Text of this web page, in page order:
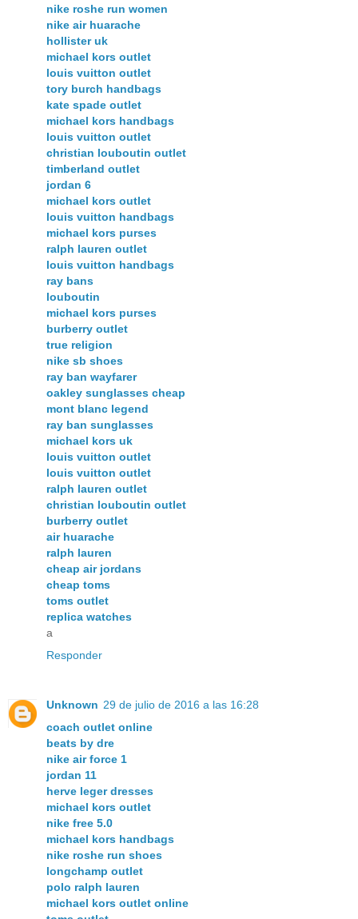
nike roshe run women
nike air huarache
hollister uk
michael kors outlet
louis vuitton outlet
tory burch handbags
kate spade outlet
michael kors handbags
louis vuitton outlet
christian louboutin outlet
timberland outlet
jordan 6
michael kors outlet
louis vuitton handbags
michael kors purses
ralph lauren outlet
louis vuitton handbags
ray bans
louboutin
michael kors purses
burberry outlet
true religion
nike sb shoes
ray ban wayfarer
oakley sunglasses cheap
mont blanc legend
ray ban sunglasses
michael kors uk
louis vuitton outlet
louis vuitton outlet
ralph lauren outlet
christian louboutin outlet
burberry outlet
air huarache
ralph lauren
cheap air jordans
cheap toms
toms outlet
replica watches
a
Responder
Unknown 29 de julio de 2016 a las 16:28
coach outlet online
beats by dre
nike air force 1
jordan 11
herve leger dresses
michael kors outlet
nike free 5.0
michael kors handbags
nike roshe run shoes
longchamp outlet
polo ralph lauren
michael kors outlet online